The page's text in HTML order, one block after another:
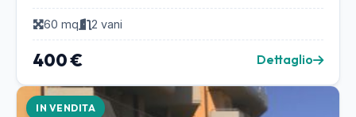
restaurato di mq 60. Grazie alla sua ottima posizione...
60 mq
2 vani
400 € Dettaglio
IN VENDITA